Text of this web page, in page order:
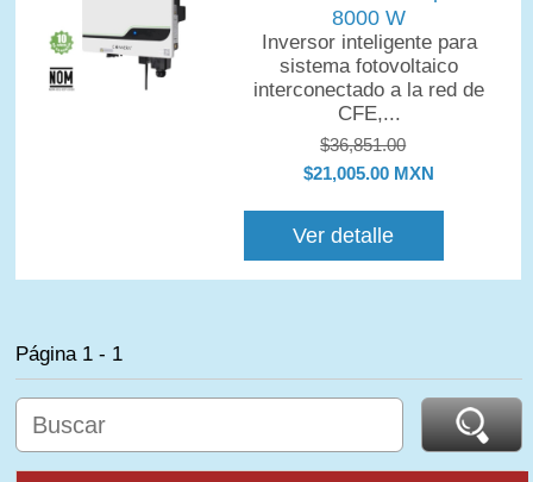
8000 W
Inversor inteligente para
sistema fotovoltaico
interconectado a la red de
CFE,...
$36,851.00
$21,005.00 MXN
Ver detalle
Página 1 - 1